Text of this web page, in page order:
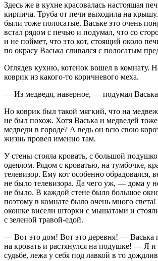
Здесь же в кухне красовалась настоящая
кирпича. Труба от печи выходила на
были тоже полосатые. Ваське это очень
встал рядом с печью и подумал, что со
и не поймет, что это кот, стоящий около
по окрасу Васька сливался с полосатым
Оглядев кухню, котенок вошел в комнату.
коврик из какого-то коричневого меха.
— Из медведя, наверное, — подумал
Но коврик был такой мягкий, что на
не был похож. Хотя Васька и медведей
медведи в городе? А ведь он всю свою
жизнь провел именно там.
У стены стояла кровать, с большой
одеялом. Рядом с кроватью, на тумбочке,
телевизор. Ему кот особенно обрадовался,
не было телевизора. Да чего уж, — дома у
не было. В каждой стене было большое
поэтому в комнате было очень много
окошке висели шторки с мышатами и
с зеленой травой-едой.
— Вот это дом! Вот это деревня! — Васька
на кровать и растянулся на подушке! — Я и
судьбе, лежа у себя под лавкой в то